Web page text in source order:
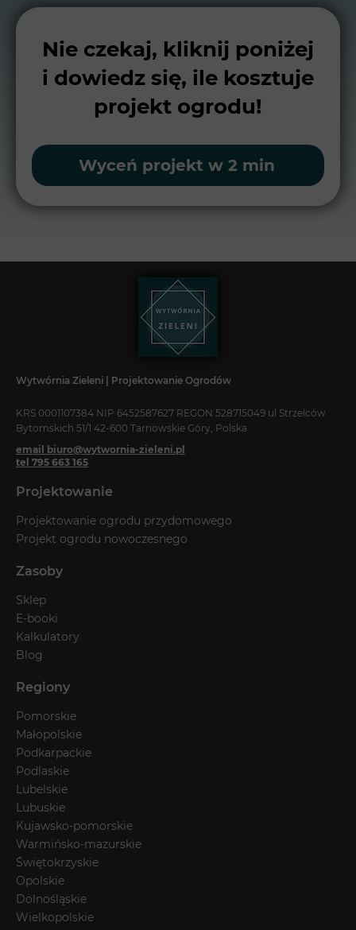
Nie czekaj, kliknij poniżej
i dowiedz się, ile kosztuje
projekt ogrodu!
Wyceń projekt w 2 min
Wytwórnia Zieleni | Projektowanie Ogrodów
KRS 0001107384 NIP 6452587627 REGON 528715049 ul Strzelców
Bytomskich 51/1 42-600 Tarnowskie Góry, Polska
email biuro@wytwornia-zieleni.pl
tel 795 663 165
Projektowanie
Projektowanie ogrodu przydomowego
Projekt ogrodu nowoczesnego
Zasoby
Sklep
E-booki
Kalkulatory
Blog
Regiony
Pomorskie
Małopolskie
Podkarpackie
Podlaskie
Lubelskie
Lubuskie
Kujawsko-pomorskie
Warmińsko-mazurskie
Świętokrzyskie
Opolskie
Dolnośląskie
Wielkopolskie